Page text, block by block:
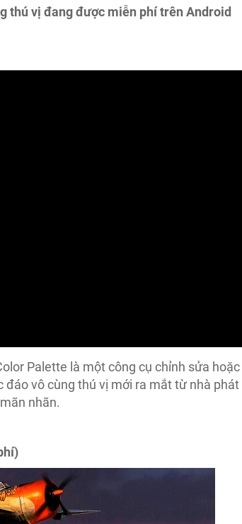
thú vị đang được miễn phí trên Android
Palette là một công cụ chỉnh sửa hoặc
đáo vô cùng thú vị mới ra mắt từ nhà phát
nhãn.